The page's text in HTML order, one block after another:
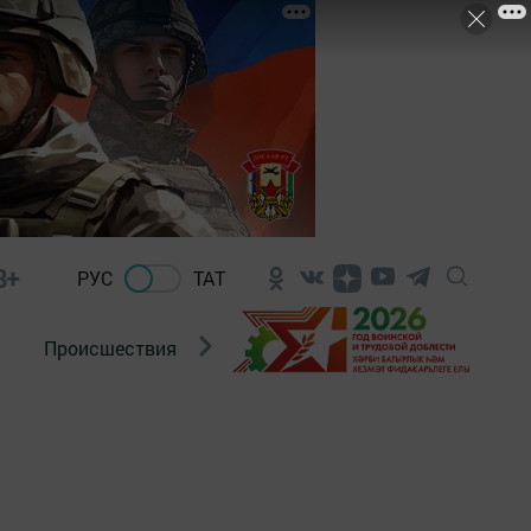
РУС ТАТ
Происшествия Новости Госавтоинспекции